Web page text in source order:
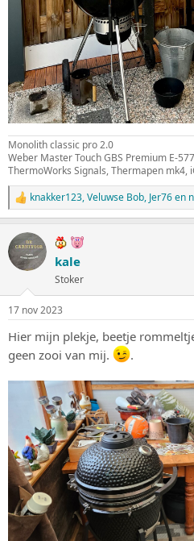
Monolith classic pro 2.0
Weber Master Touch GBS Premium E-
ThermoWorks Signals, Thermapen mk4,
W
a
r
d
e
i
n
g
e
n
:
knakker123,Veluwse Bob, Jer76en
kale
Stoker
17 nov 2023
Hier mijn plekje, beetje
geen zooi van mij.
.